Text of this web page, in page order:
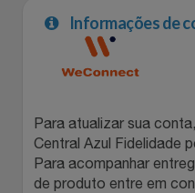
Informações de
Para atualizar sua
Central Azul Fidelidade
Para acompanhar
de produto entre em